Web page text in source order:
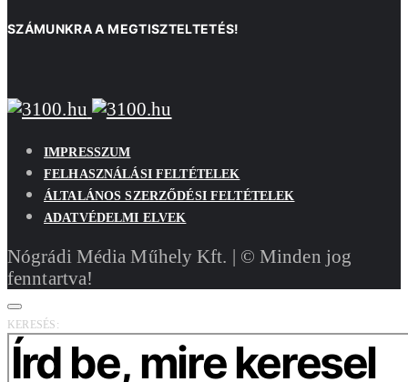
SZÁMUNKRA A MEGTISZTELTETÉS!
IMPRESSZUM
FELHASZNÁLÁSI FELTÉTELEK
ÁLTALÁNOS SZERZŐDÉSI FELTÉTELEK
ADATVÉDELMI ELVEK
Nógrádi Média Műhely Kft. | © Minden jog
fenntartva!
KERESÉS: